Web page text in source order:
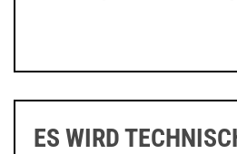
ES WIRD